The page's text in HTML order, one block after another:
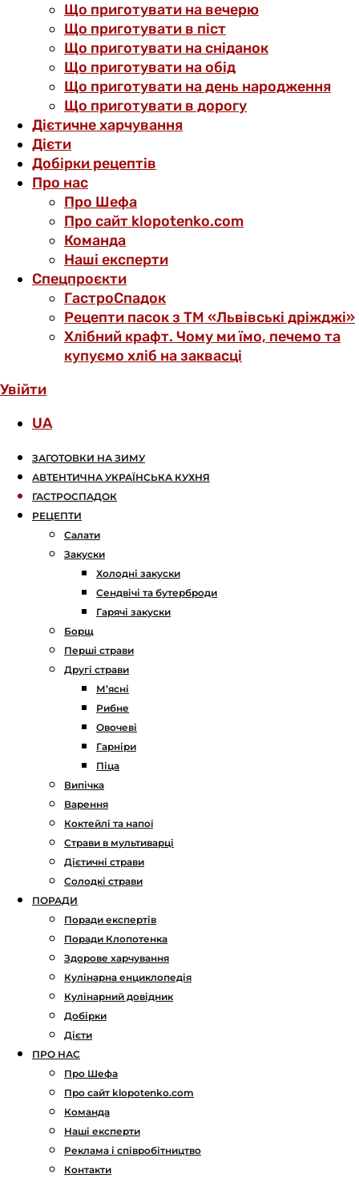
Що приготувати на вечерю
Що приготувати в піст
Що приготувати на сніданок
Що приготувати на обід
Що приготувати на день народження
Що приготувати в дорогу
Дієтичне харчування
Дієти
Добірки рецептів
Про нас
Про Шефа
Про сайт klopotenko.com
Команда
Наші експерти
Спецпроєкти
ГастроСпадок
Рецепти пасок з ТМ «Львівські дріжджі»
Хлібний крафт. Чому ми їмо, печемо та
купуємо хліб на заквасці
Увійти
UA
ЗАГОТОВКИ НА ЗИМУ
АВТЕНТИЧНА УКРАЇНСЬКА КУХНЯ
ГАСТРОСПАДОК
РЕЦЕПТИ
Салати
Закуски
Холодні закуски
Сендвічі та бутерброди
Гарячі закуски
Борщ
Перші страви
Другі страви
М’ясні
Рибне
Овочеві
Гарніри
Піца
Випічка
Варення
Коктейлі та напої
Страви в мультиварці
Дієтичні страви
Солодкі страви
ПОРАДИ
Поради експертів
Поради Клопотенка
Здорове харчування
Кулінарна енциклопедія
Кулінарний довідник
Добірки
Дієти
ПРО НАС
Про Шефа
Про сайт klopotenko.com
Команда
Наші експерти
Реклама і співробітництво
Контакти